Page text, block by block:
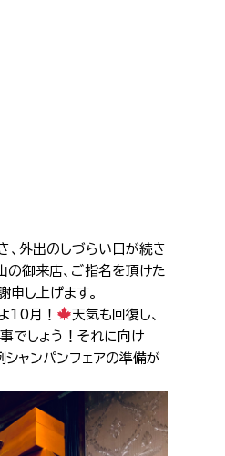
グラビア
キャスト求人
店舗一覧
、外出のしづらい日が続き
の御来店、ご指名を頂けた
申し上げます。
10 月！
天気も回復し、
でしょう！それに向け
シャンパンフェアの準備が